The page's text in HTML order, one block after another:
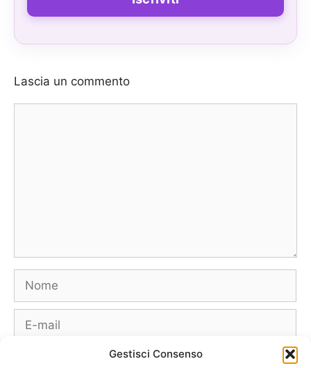
Gestisci Consenso
Lascia un commento
Nome
E-
mail